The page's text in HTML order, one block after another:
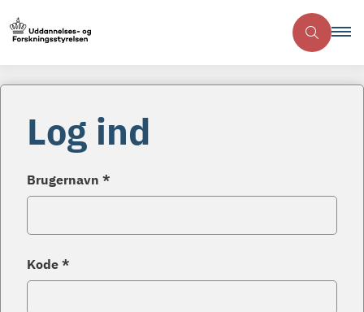
Log ind
Brugernavn *
Kode *